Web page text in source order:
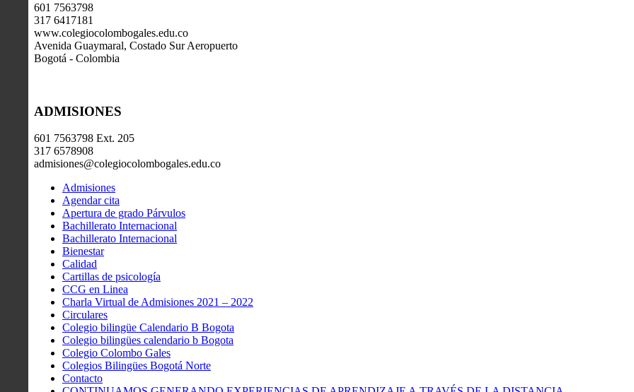
601 7563798
317 6417181
www.colegiocolombogales.edu.co
Avenida Guaymaral, Costado Sur Aeropuerto
Bogotá - Colombia
ADMISIONES
601 7563798 Ext. 205
317 6578908
admisiones@colegiocolombogales.edu.co
Admisiones
Agendar cita
Apertura de grado Párvulos
Bachillerato Internacional
Bachillerato Internacional
Bienestar
Calidad
Cartillas de psicología
CCG en Linea
Charla Virtual de Admisiones 2021 – 2022
Circulares
Colegio bilingüe Calendario B Bogota
Colegio bilingües calendario b Bogota
Colegio Colombo Gales
Colegios Bilingües Bogotá Norte
Contacto